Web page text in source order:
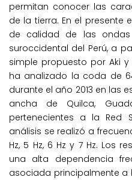
permitan conocer las
de la tierra. En el presente
de calidad de las
suroccidental del Perú, a
simple propuesto por Aki y
ha analizado la coda de
durante el año 2013 en las
ancha de Quilca,
pertenecientes a la Red
análisis se realizó a
Hz, 5 Hz, 6 Hz y 7 Hz. Los
una alta dependencia
asociada principalmente